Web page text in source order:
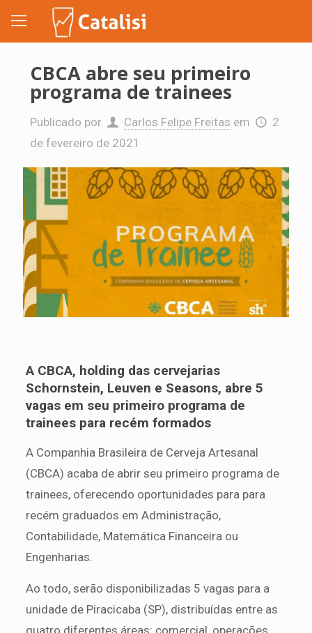
CBCA abre seu primeiro
programa de trainees
Publicado por Carlos Felipe Freitas em
2
de fevereiro de 2021
A CBCA, holding das cervejarias
Schornstein, Leuven e Seasons, abre 5
vagas em seu primeiro programa de
trainees para recém formados
A Companhia Brasileira de Cerveja Artesanal
(CBCA) acaba de abrir seu primeiro programa de
trainees, oferecendo oportunidades para para
recém graduados em Administração,
Contabilidade, Matemática Financeira ou
Engenharias.
Ao todo, serão disponibilizadas 5 vagas para a
unidade de Piracicaba (SP), distribuídas entre as
quatro diferentes áreas: comercial, operações,